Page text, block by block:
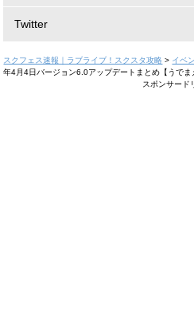
Twitter
スクフェス速報｜ラブライブ！スクスタ攻略 > イベ
年4月4日バージョン6.0アップデートまとめ【うでま
スポンサード